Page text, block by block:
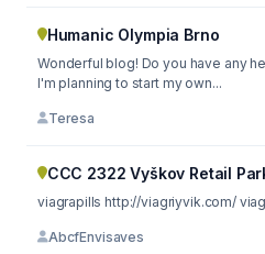
Humanic Olympia Brno
Wonderful blog! Do you have any
I'm planning to start my own...
Teresa
CCC 2322 Vyškov Retail
AbcfEnvisaves